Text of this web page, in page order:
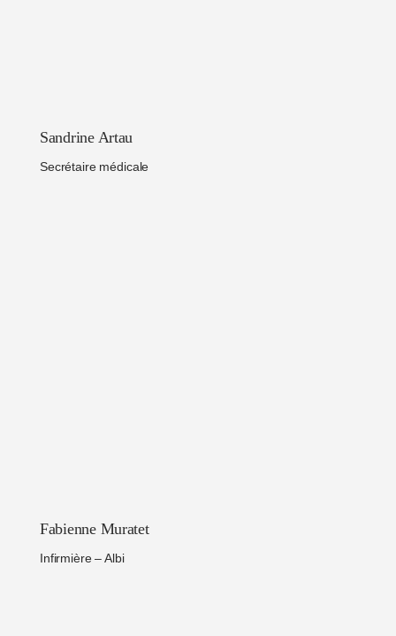
Sandrine Artau
Secrétaire médicale
Fabienne Muratet
Infirmière – Albi